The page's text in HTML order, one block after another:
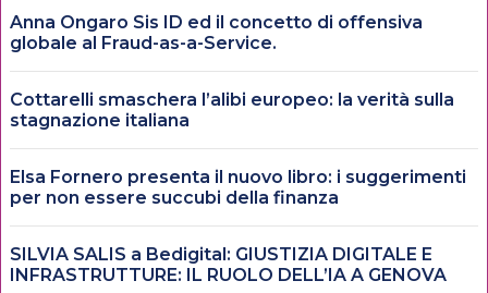
Anna Ongaro Sis ID ed il concetto di offensiva
globale al Fraud-as-a-Service.
Cottarelli smaschera l’alibi europeo: la verità sulla
stagnazione italiana
Elsa Fornero presenta il nuovo libro: i suggerimenti
per non essere succubi della finanza
SILVIA SALIS a Bedigital: GIUSTIZIA DIGITALE E
INFRASTRUTTURE: IL RUOLO DELL’IA A GENOVA